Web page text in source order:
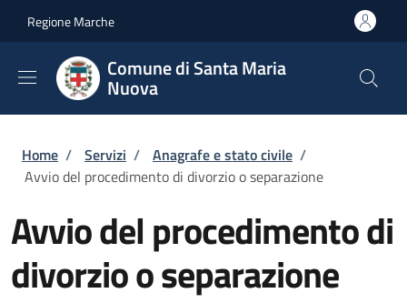
Regione Marche
Comune di Santa Maria
Nuova
Briciole di pane
Home / Servizi / Anagrafe e stato civile /
Avvio del procedimento di divorzio o separazione
Avvio del procedimento di
divorzio o separazione